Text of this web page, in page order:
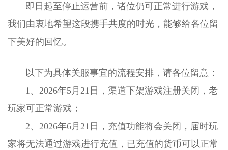
即日起至停止运营前，诸位仍可正常进行游戏，
我们由衷地希望这段携手共度的时光，能够给各位留
下美好的回忆。
以下为具体关服事宜的流程安排，请各位留意：
1、2026年5月21日，渠道下架游戏注册关闭，老
玩家可正常游戏；
2、2026年6月21日，充值功能将会关闭，届时玩
家将无法通过游戏进行充值，已充值的货币可以正常